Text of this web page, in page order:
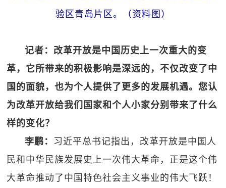
验区青岛片区。（资料图）
记者：改革开放是中国历史上一次重大的变
革，它所带来的积极影响是深远的，不仅改变了中
国的面貌，也为个人提供了更多的发展机遇。您认
为改革开放给我们国家和个人小家分别带来了什么
样的变化？
李鹏： 习近平总书记指出，改革开放是中国人
民和中华民族发展史上一次伟大革命，正是这个伟
大革命推动了中国特色社会主义事业的伟大飞跃！